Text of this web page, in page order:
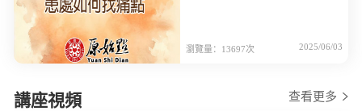
瀏覽量：13697次 2025/06/03
講座視頻 查看更多